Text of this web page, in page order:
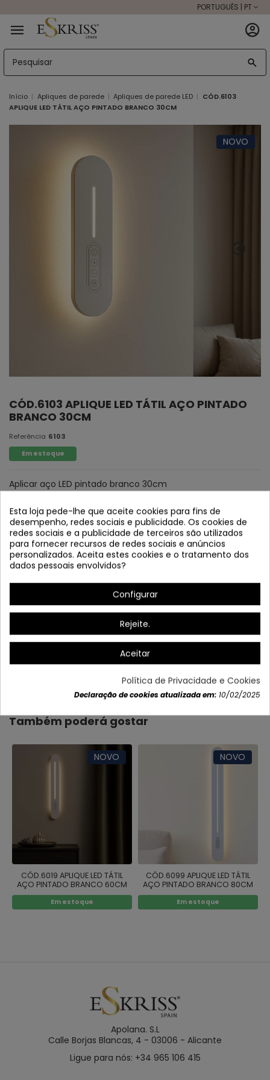
PORTUGUÊS | PT
Início Apliques de parede Apliques de parede LED
CÓD.6103
APLIQUE LED TÁTIL AÇO PINTADO BRANCO 30CM
NOVO
CÓD.6103 APLIQUE LED TÁTIL AÇO PINTADO
BRANCO 30CM
Referência 6103
Em estoque
Aplicar aço LED pintado branco 30cm
Dados do produto
Também poderá gostar
NOVO
CÓD.6019 APLIQUE LED TÁTIL
AÇO PINTADO BRANCO 60CM
Em estoque
NOVO
CÓD.6099 APLIQUE LED TÁTIL
AÇO PINTADO BRANCO 80CM
Em estoque
Apolana. S.L
Calle Borjas Blancas, 4 - 03006 - Alicante
Ligue para nós: +34 965 106 415
Esta loja pede-lhe que aceite cookies para fins de
desempenho, redes sociais e publicidade. Os cookies de
redes sociais e a publicidade de terceiros são utilizados
para fornecer recursos de redes sociais e anúncios
personalizados. Aceita estes cookies e o tratamento dos
dados pessoais envolvidos?
Configurar
Rejeite.
Aceitar
Política de Privacidade e Cookies
Declaração de cookies atualizada em: 10/02/2025